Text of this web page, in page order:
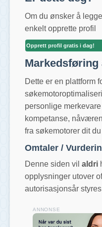
Om du ønsker å
enkelt opprette profil
Opprett profil gratis i dag!
Markedsføring
Dette er en plattform
personlige
kompetanse,
fra søkemotorer dit
Omtaler /
Denne siden vil aldri
opplysninger utover
autorisasjonsår
ANNONSE